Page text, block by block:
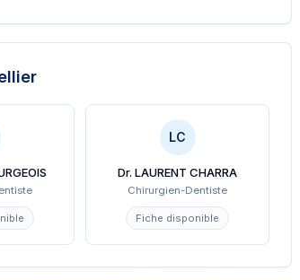
LC
Dr. LAURENT CHARRA
Chirurgien-Dentiste
Fiche disponible